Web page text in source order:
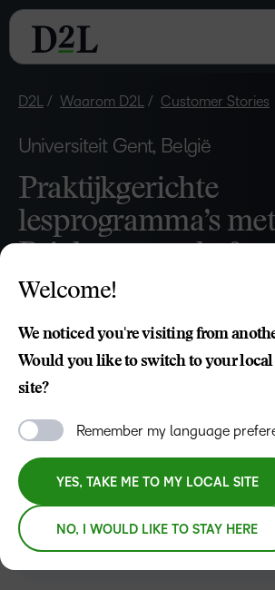
D2L Waarom D2L Customer Stories
Universiteit Gent, België
Praktijkgerichte
lesprogramma’s
D2L Brightspace
Welcome!
We noticed you're visiting from
Would you like to switch to your
site?
Remember my language
YES, TAKE ME TO MY LOCAL SITE
NO, I WOULD LIKE TO STAY HERE